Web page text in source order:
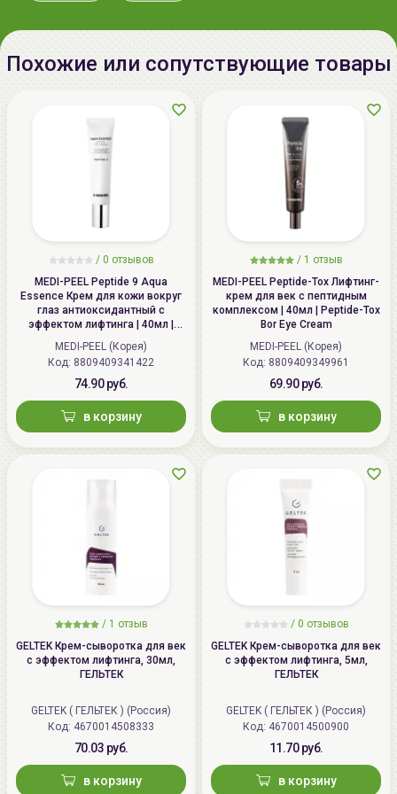
производства:
даты производства
Производитель:
ООО «СЕВЕКИ», 123592, Россия,
г.Москва, ул.Кулакова, д.20
Импортер в
ООО «Аллкосметикс Групп».
+375296092910
group@allcosmetics.by
Похожие или сопутствующие товары
/ 0 отзывов
MEDI-PEEL Peptide 9 Aqua
Essence Крем для кожи вокруг
глаз антиоксидантный с
эффектом лифтинга | 40мл |
Peptide 9 Aqua Essence Lifting
Eye Cream
MEDI-PEEL (Корея)
Код: 8809409341422
74.90 руб.
в корзину
/ 1 отзыв
MEDI-PEEL Peptide-Tox Лифтинг-
крем для век с пептидным
комплексом | 40мл | Peptide-Tox
Bor Eye Cream
MEDI-PEEL (Корея)
Код: 8809409349961
69.90 руб.
в корзину
/ 1 отзыв
GELTEK Крем-сыворотка для век
с эффектом лифтинга, 30мл,
ГЕЛЬТЕК
GELTEK ( ГЕЛЬТЕК ) (Россия)
Код: 4670014508333
70.03 руб.
в корзину
/ 0 отзывов
GELTEK Крем-сыворотка для век
с эффектом лифтинга, 5мл,
ГЕЛЬТЕК
GELTEK ( ГЕЛЬТЕК ) (Россия)
Код: 4670014500900
11.70 руб.
в корзину